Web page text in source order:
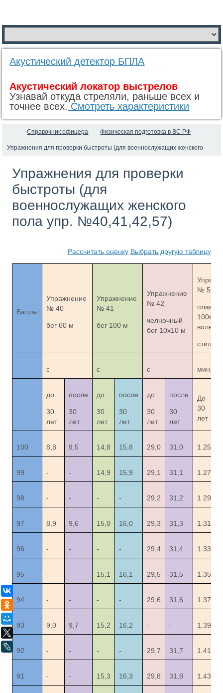
Одноклассники
X
LiveJournal
Акустический детектор БПЛА
Акустический локатор выстрелов
Узнавай откуда стреляли, раньше всех и
точнее всех. Смотреть характеристики
Справочник офицера Физическая подготовка в ВС РФ
Упражнения для проверки быстроты (для военнослужащих женского
Упражнения для проверки
быстроты (для
военнослужащих женского
пола упр. №40,41,42,57)
Рассчитать оценку Выбрать другую таблицу
Баллы
Упражнение
№ 40
бег 60 м
Упражнение
№ 41
бег 100 м
Упражнение
№ 42
челночный
бег 10х10 м
№ 57
100м
стилем
с с с мин, с
до
30
лет
после
30
лет
до
30
лет
после
30
лет
до
30
лет
после
30
лет
До
30
лет
100 8,8 9,5 14,8 15,8 29,0 31,0 1.25
99 - - 14,9 15,9 29,1 31,1 1.27
98 - - - - 29,2 31,2 1.29
97 8,9 9,6 15,0 16,0 29,3 31,3 1.31
96 - - - - 29,4 31,4 1.33
95 - - 15,1 16,1 29,5 31,5 1.35
94 - - - - 29,6 31,6 1.37
93 9,0 9,7 15,2 16,2 - - 1.39
92 - - - - 29,7 31,7 1.41
91 - - 15,3 16,3 29,8 31,8 1.43